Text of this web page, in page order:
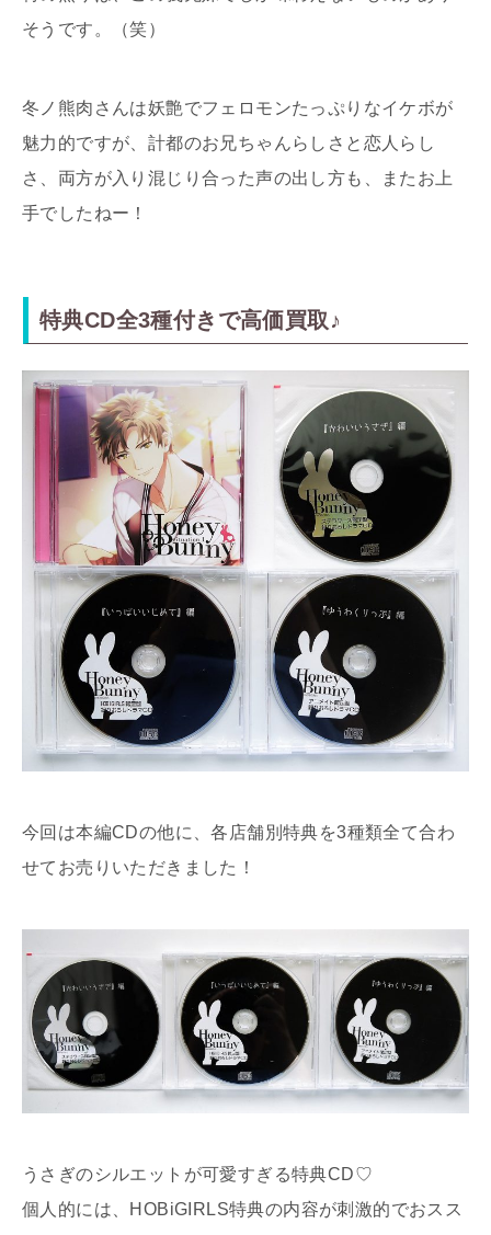
そうです。（笑）
冬ノ熊肉さんは妖艶でフェロモンたっぷりなイケボが
魅力的ですが、計都のお兄ちゃんらしさと恋人らし
さ、両方が入り混じり合った声の出し方も、またお上
手でしたねー！
特典CD全3種付きで高価買取♪
今回は本編CDの他に、各店舗別特典を3種類全て合わ
せてお売りいただきました！
うさぎのシルエットが可愛すぎる特典CD♡
個人的には、HOBiGIRLS特典の内容が刺激的でおスス